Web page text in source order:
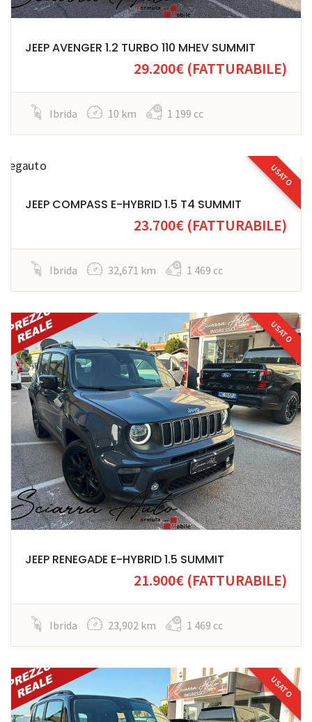
JEEP AVENGER 1.2 TURBO 110 MHEV SUMMIT
29.200€ (FATTURABILE)
Ibrida 10 km 1 199 cc
USATO
JEEP COMPASS E-HYBRID 1.5 T4 SUMMIT
23.700€ (FATTURABILE)
Ibrida 32,671 km 1 469 cc
USATO
JEEP RENEGADE E-HYBRID 1.5 SUMMIT
21.900€ (FATTURABILE)
Ibrida 23,902 km 1 469 cc
USATO